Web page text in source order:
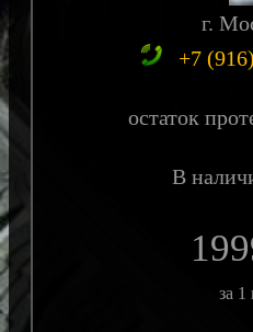
г.
+7
остаток
В
за 1